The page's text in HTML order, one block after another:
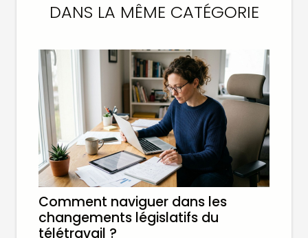
DANS LA MÊME CATÉGORIE
Comment naviguer dans les
changements législatifs du
télétravail ?